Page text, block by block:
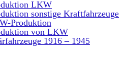
LKW
sonstige Kraftfahrzeuge
Produktion
von LKW
1916 – 1945